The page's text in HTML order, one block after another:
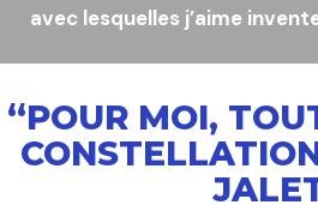
avec lesquelles j’aime
“POUR MOI,